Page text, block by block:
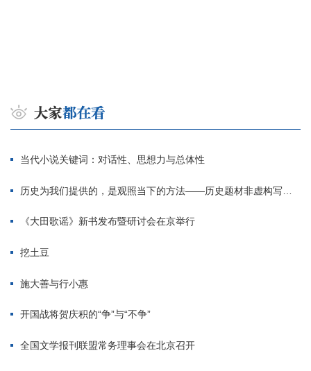
当代小说关键词：对话性、思想力与总体性
历史为我们提供的，是观照当下的方法——历史题材非虚构写作多人谈
《大田歌谣》新书发布暨研讨会在京举行
挖土豆
施大善与行小惠
开国战将贺庆积的“争”与“不争”
全国文学报刊联盟常务理事会在北京召开